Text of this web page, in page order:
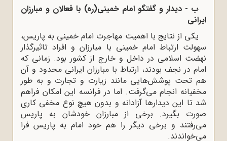
ب - دیدار و گفتگو امام خمینی(ره) با فعالان و مبارزان
ایرانی
یکی از نتایج با اهمیت مهاجرت امام خمینی به پاریس،
سهولت ارتباط امام خمینی با مبارزان و افراد تاثیرگذار
نهضت اسلامی در داخل و خارج از کشور بود. زمانی که
امام در نجف بودند، ارتباط با مبارزان ایرانی محدود و آن
هم تحت پوشش‌هایی مانند زیارت و تجارت و به طور
مخفیانه انجام می‌گرفت. اما در فرانسه این امکان فراهم
شد تا این دیدارها آزادانه و بدون هیچ نوع مخفی کاری
صورت بگیرد. برخی از مبارزان خودشان به پاریس
می‌رفتند و برخی دیگر را هم خود امام به پاریس فرا
می‌خواندند.